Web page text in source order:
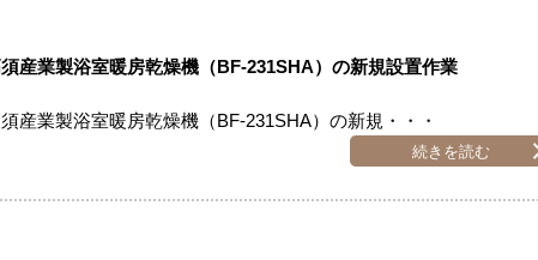
産業製浴室暖房乾燥機（BF-231SHA）の新規設置作業
産業製浴室暖房乾燥機（BF-231SHA）の新規・・・
続きを読む